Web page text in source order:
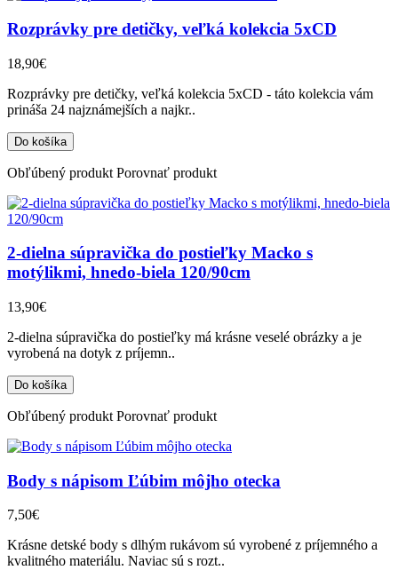
Rozprávky pre detičky, veľká kolekcia 5xCD
18,90€
Rozprávky pre detičky, veľká kolekcia 5xCD - táto kolekcia vám
prináša 24 najznámejších a najkr..
Obľúbený produkt Porovnať produkt
2-dielna súpravička do postieľky Macko s
motýlikmi, hnedo-biela 120/90cm
13,90€
2-dielna súpravička do postieľky má krásne veselé obrázky a je
vyrobená na dotyk z príjemn..
Obľúbený produkt Porovnať produkt
Body s nápisom Ľúbim môjho otecka
7,50€
Krásne detské body s dlhým rukávom sú vyrobené z príjemného a
kvalitného materiálu. Naviac sú s rozt..